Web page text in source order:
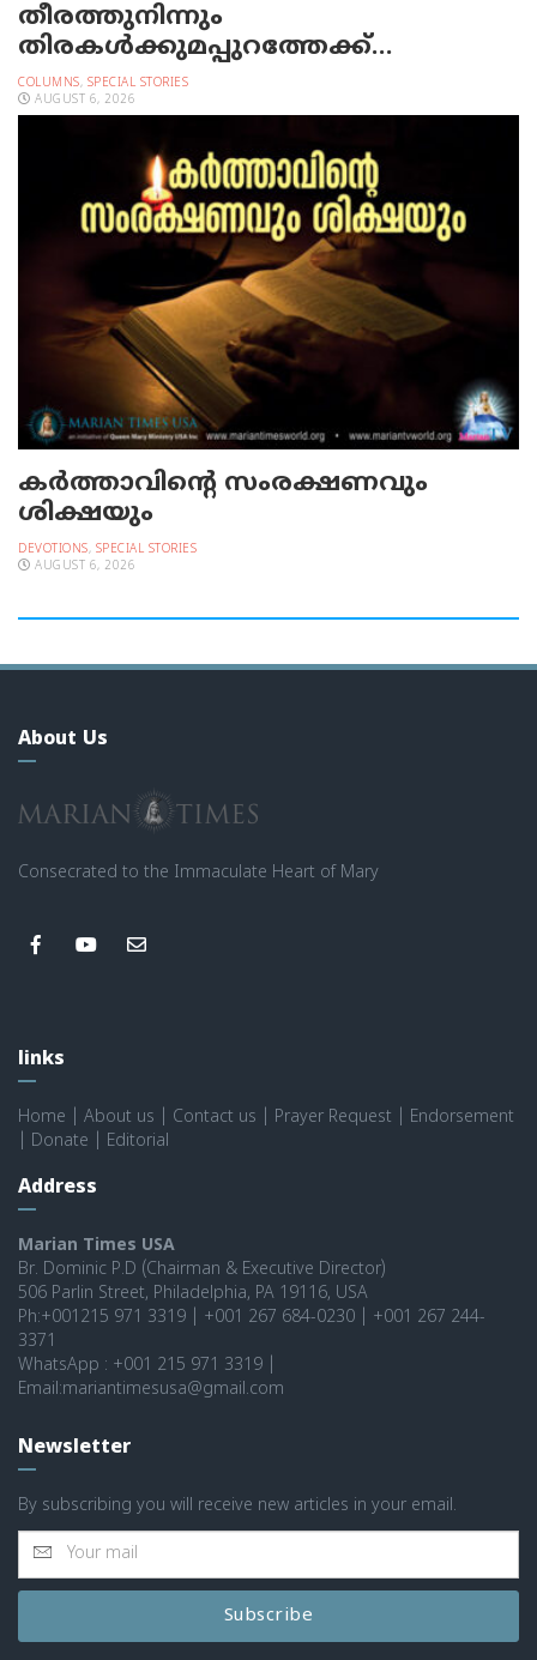
തീരത്തുനിന്നും
തിരകള്‍ക്കുമപ്പുറത്തേക്ക്…
COLUMNS, SPECIAL STORIES
AUGUST 6, 2026
കർത്താവിന്റെ സംരക്ഷണവും
ശിക്ഷയും
DEVOTIONS, SPECIAL STORIES
AUGUST 6, 2026
About Us
Consecrated to the Immaculate Heart of Mary
links
Home About us Contact us Prayer Request
Endorsement
Donate Editorial
Address
Marian Times USA
Br. Dominic P.D (Chairman & Executive Director)
506 Parlin Street, Philadelphia, PA 19116, USA
Ph:+001215 971 3319 | +001 267 684-0230 | +001 267 244-
3371
WhatsApp : +001 215 971 3319 |
Email:mariantimesusa@gmail.com
Newsletter
By subscribing you will receive new articles in your email.
Subscribe